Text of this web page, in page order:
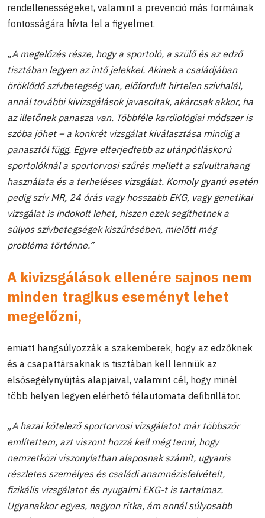
rendellenességeket, valamint a prevenció más formáinak
fontosságára hívta fel a figyelmet.
„A megelőzés része, hogy a sportoló, a szülő és az edző
tisztában legyen az intő jelekkel. Akinek a családjában
öröklődő szívbetegség van, előfordult hirtelen szívhalál,
annál további kivizsgálások javasoltak, akárcsak akkor, ha
az illetőnek panasza van. Többféle kardiológiai módszer is
szóba jöhet – a konkrét vizsgálat kiválasztása mindig a
panasztól függ. Egyre elterjedtebb az utánpótláskorú
sportolóknál a sportorvosi szűrés mellett a szívultrahang
használata és a terheléses vizsgálat. Komoly gyanú esetén
pedig szív MR, 24 órás vagy hosszabb EKG, vagy genetikai
vizsgálat is indokolt lehet, hiszen ezek segíthetnek a
súlyos szívbetegségek kiszűrésében, mielőtt még
probléma történne.”
A kivizsgálások ellenére sajnos nem
minden tragikus eseményt lehet
megelőzni,
emiatt hangsúlyozzák a szakemberek, hogy az edzőknek
és a csapattársaknak is tisztában kell lenniük az
elsősegélynyújtás alapjaival, valamint cél, hogy minél
több helyen legyen elérhető félautomata defibrillátor.
„A hazai kötelező sportorvosi vizsgálatot már többször
említettem, azt viszont hozzá kell még tenni, hogy
nemzetközi viszonylatban alaposnak számít, ugyanis
részletes személyes és családi anamnézisfelvételt,
fizikális vizsgálatot és nyugalmi EKG-t is tartalmaz.
Ugyanakkor egyes, nagyon ritka, ám annál súlyosabb